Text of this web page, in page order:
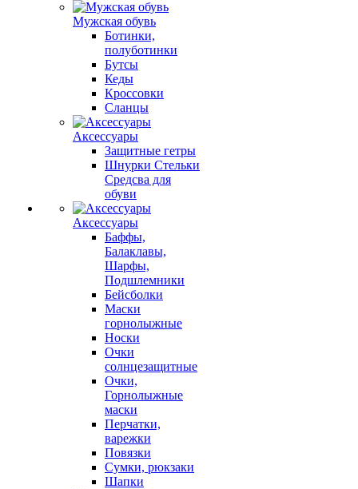
Мужская обувь
Ботинки,
полуботинки
Бутсы
Кеды
Кроссовки
Сланцы
Аксессуары
Защитные гетры
Шнурки Стельки
Средсва для
обуви
Аксессуары
Баффы,
Балаклавы,
Шарфы,
Подшлемники
Бейсболки
Маски
горнолыжные
Носки
Очки
солнцезащитные
Очки,
Горнолыжные
маски
Перчатки,
варежки
Повязки
Сумки, рюкзаки
Шапки